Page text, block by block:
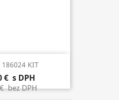
186024 KIT
€ s DPH
bez DPH